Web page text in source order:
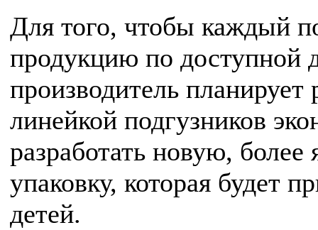
Для того, чтобы каждый
продукцию по доступной
производитель
линейкой подгузников
разработать новую,
упаковку, которая будет
детей.